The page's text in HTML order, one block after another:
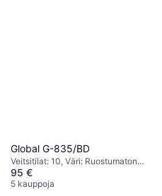
Global G-835/BD
Veitsitilat: 10, Väri: Ruostumaton
Teräs, Korkeus: 27.8 cm, Syvyys:
38.4 cm, Leveys: 16 cm
95 €
5 kauppoja